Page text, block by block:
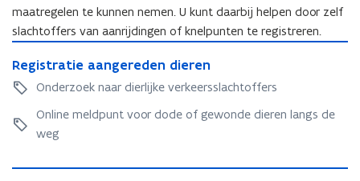
s
n
p
p
r
g
t
s
n
i
p
p
e
r
n
maatregelen te kunnen nemen. U kunt daarbij helpen door zelf
slachtoffers van aanrijdingen of knelpunten te registreren.
e
g
s
a
Registratie aangereden dieren
R
e
g
i
s
r
Onderzoek naar dierlijke verkeersslachtoffers
Online meldpunt voor dode of gewonde dieren langs de
weg